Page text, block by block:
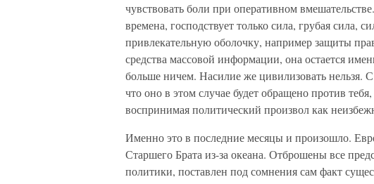
чувствовать боли при оперативном
времена, господствует только сила, грубая сила,
привлекательную оболочку, например защиты
средства массовой информации, она остается
больше ничем. Насилие же цивилизовать нельзя.
что оно в этом случае будет обращено против
воспринимая политический произвол как
Именно это в последние месяцы и произошло.
Старшего Брата из-за океана. Отброшены все
политики, поставлен под сомнения сам факт